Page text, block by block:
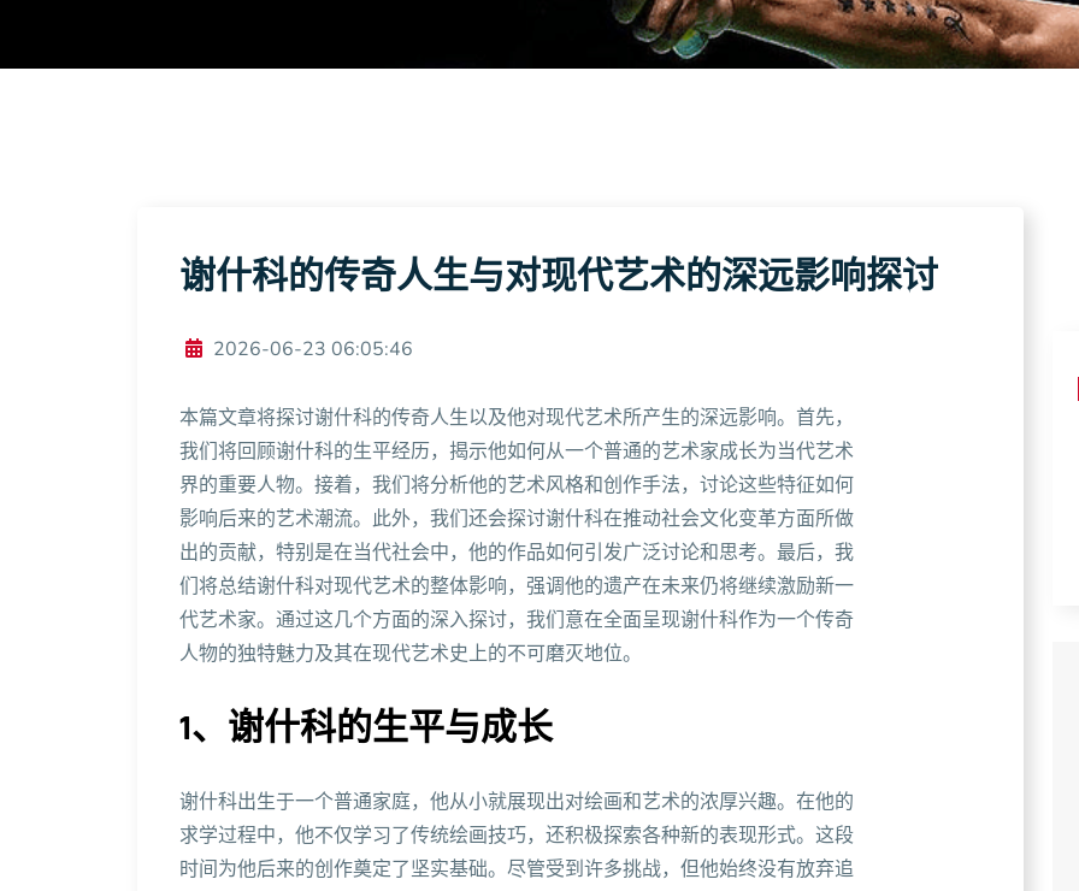
谢什科的传奇人生与对现代艺术的深远影响探讨
2026-06-23 06:05:46
本篇文章将探讨谢什科的传奇人生以及他对现代艺术所产生的深远影响。首先，
我们将回顾谢什科的生平经历，揭示他如何从一个普通的艺术家成长为当代艺术
界的重要人物。接着，我们将分析他的艺术风格和创作手法，讨论这些特征如何
影响后来的艺术潮流。此外，我们还会探讨谢什科在推动社会文化变革方面所做
出的贡献，特别是在当代社会中，他的作品如何引发广泛讨论和思考。最后，我
们将总结谢什科对现代艺术的整体影响，强调他的遗产在未来仍将继续激励新一
代艺术家。通过这几个方面的深入探讨，我们意在全面呈现谢什科作为一个传奇
人物的独特魅力及其在现代艺术史上的不可磨灭地位。
1、谢什科的生平与成长
谢什科出生于一个普通家庭，他从小就展现出对绘画和艺术的浓厚兴趣。在他的
求学过程中，他不仅学习了传统绘画技巧，还积极探索各种新的表现形式。这段
时间为他后来的创作奠定了坚实基础。尽管受到许多挑战，但他始终没有放弃追